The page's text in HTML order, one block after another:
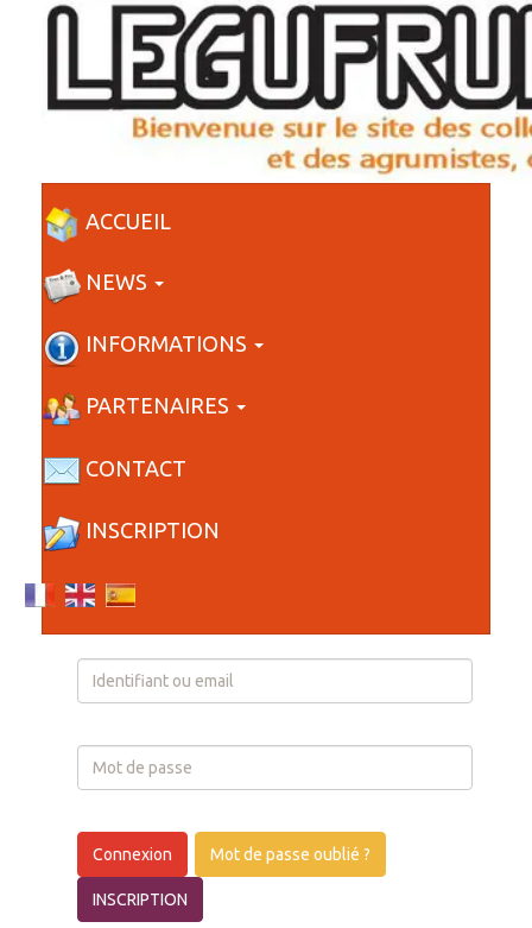
ACCUEIL
NEWS
INFORMATIONS
PARTENAIRES
CONTACT
INSCRIPTION
Login
Connexion Mot de passe oublié ?
INSCRIPTION